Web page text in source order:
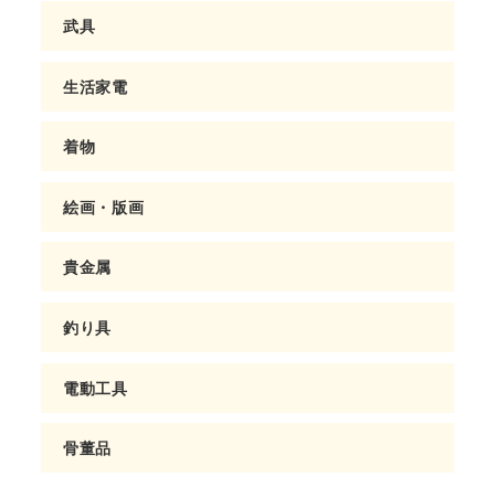
武具
生活家電
着物
絵画・版画
貴金属
釣り具
電動工具
骨董品